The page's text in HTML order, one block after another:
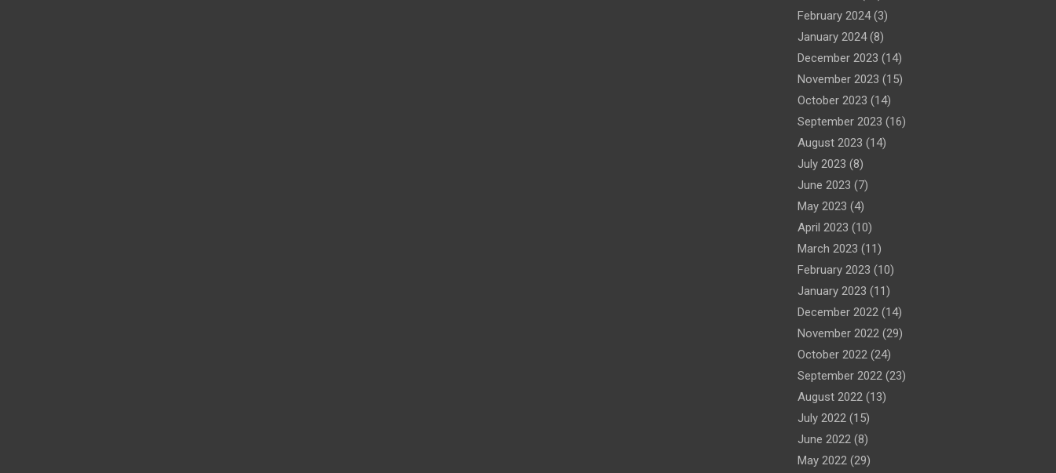
February 2024(3)
January 2024(8)
December 2023 (14)
November 2023 (15)
October 2023 (14)
September 2023 (16)
August 2023 (14)
July 2023 (8)
June 2023 (7)
May 2023 (4)
April 2023 (10)
March 2023 (11)
February 2023 (10)
January 2023 (11)
December 2022(14)
November 2022(29)
October 2022(24)
September 2022(23)
August 2022(13)
July 2022(15)
June 2022(8)
May 2022(29)